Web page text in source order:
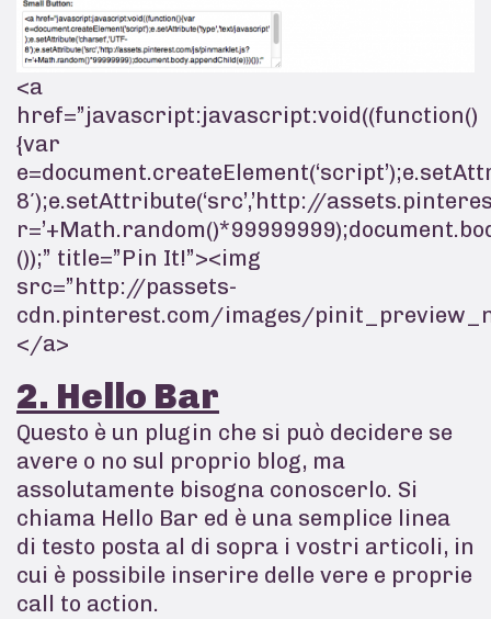
<a
href=”javascript:javascript:void((function()
{var
8′);e.setAttribute(‘src’,’http://
());” title=”Pin It!”><img
src=”http://passets-
cdn.pinterest.com/images/
</a>
2. Hello Bar
Questo è un plugin che si può decidere se
avere o no sul proprio blog, ma
assolutamente bisogna conoscerlo. Si
chiama Hello Bar ed è una semplice linea
di testo posta al di sopra i vostri articoli, in
cui è possibile inserire delle vere e proprie
call to action.